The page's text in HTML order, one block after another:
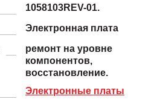
1058103REV-01.
Электронная плата
ремонт на уровне
компонентов,
восстановление.
Электронные платы